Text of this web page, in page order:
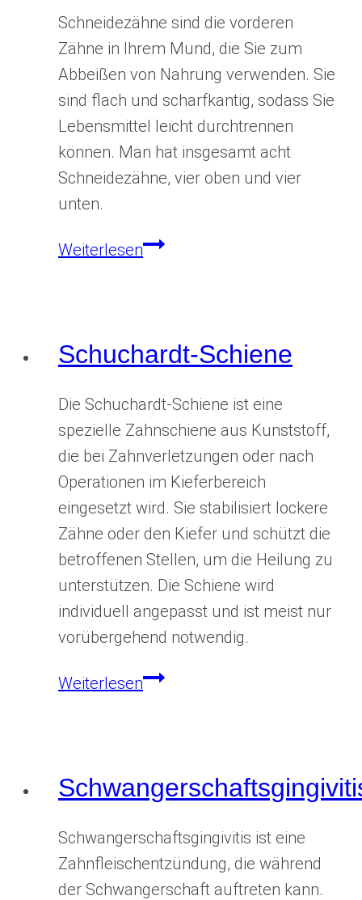
Schneidezähne sind die vorderen
Zähne in Ihrem Mund, die Sie zum
Abbeißen von Nahrung verwenden. Sie
sind flach und scharfkantig, sodass Sie
Lebensmittel leicht durchtrennen
können. Man hat insgesamt acht
Schneidezähne, vier oben und vier
unten.
WeiterlesenSchneidezahn
Schuchardt-Schiene
Die Schuchardt-Schiene ist eine
spezielle Zahnschiene aus Kunststoff,
die bei Zahnverletzungen oder nach
Operationen im Kieferbereich
eingesetzt wird. Sie stabilisiert lockere
Zähne oder den Kiefer und schützt die
betroffenen Stellen, um die Heilung zu
unterstützen. Die Schiene wird
individuell angepasst und ist meist nur
vorübergehend notwendig.
WeiterlesenSchuchardt-
Schwangerschaftsgingivitis ist eine
Zahnfleischentzündung, die während
der Schwangerschaft auftreten kann.